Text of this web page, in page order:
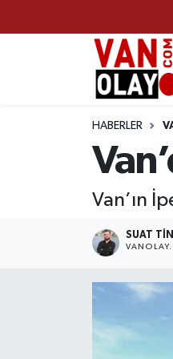
HABERLER
Van’ın
SUAT
Vanspor
Van Nöbetçi
Van Hava Durumu